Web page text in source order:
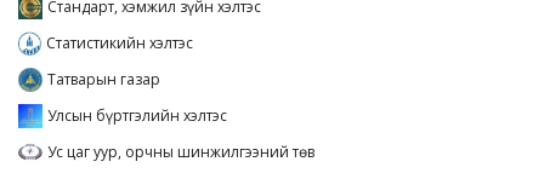
Стандарт, хэмжил зүйн хэлтэс
Статистикийн хэлтэс
Татварын газар
Улсын бүртгэлийн хэлтэс
Ус цаг уур, орчны шинжилгээний төв